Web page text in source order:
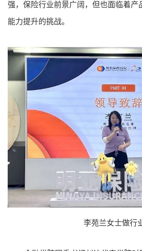
强，保险行业前景广阔，但也面临着产
能力提升的挑战。
李苑兰女士做行